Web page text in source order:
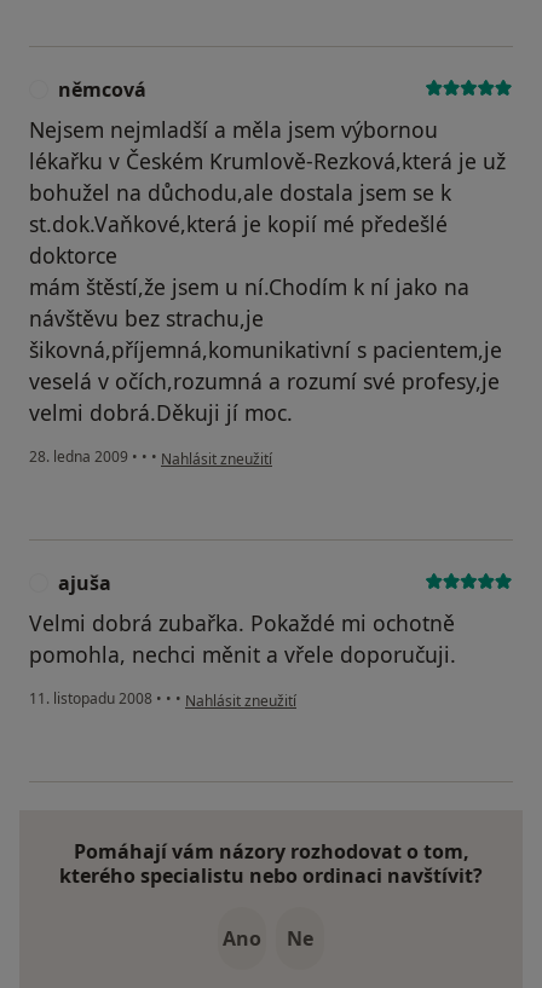
němcová
Nejsem nejmladší a měla jsem výbornou
lékařku v Českém Krumlově-Rezková,která je už
bohužel na důchodu,ale dostala jsem se k
st.dok.Vaňkové,která je kopií mé předešlé
doktorce
mám štěstí,že jsem u ní.Chodím k ní jako na
návštěvu bez strachu,je
šikovná,příjemná,komunikativní s pacientem,je
veselá v očích,rozumná a rozumí své profesy,je
velmi dobrá.Děkuji jí moc.
28. ledna 2009 • • • podle názoru uživatele němcová
Nahlásit zneužití
ajuša
Velmi dobrá zubařka. Pokaždé mi ochotně
pomohla, nechci měnit a vřele doporučuji.
11. listopadu 2008 • • • podle názoru uživatele ajuša
Nahlásit zneužití
Pomáhají vám názory rozhodovat o tom,
kterého specialistu nebo ordinaci navštívit?
Ano Ne